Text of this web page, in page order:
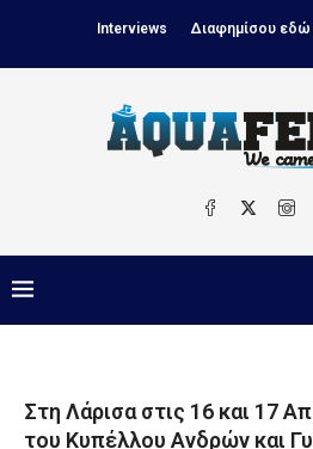
Interviews Διαφημίσου εδώ
Στη Λάρισα στις 16 και 17
του Κυπέλλου Ανδρών και